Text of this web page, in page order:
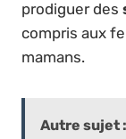
prodiguer des
compris aux
mamans.
Autre sujet :